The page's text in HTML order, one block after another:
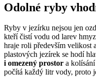
Odolné ryby
Ryby v jezírku nejsou jen
kteří čistí vodu od larev
hraje roli především velikost
plastových jezírek se hodí
i omezený prostor a
počítá každý litr vody, proto